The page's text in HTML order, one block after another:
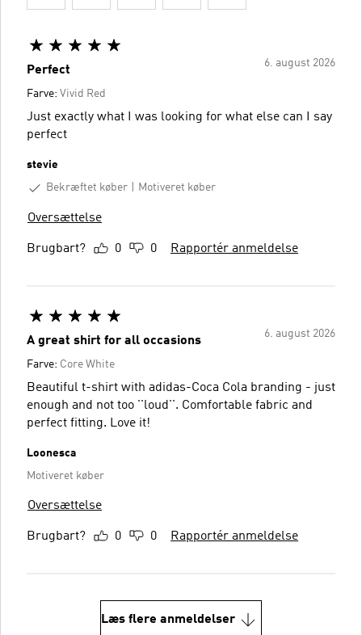
6. august 2026
Perfect
Farve: Vivid Red
Just exactly what I was looking for what else can I say
perfect
stevie
Bekræftet køber
Motiveret køber
Oversættelse
Brugbart? 0 0 Rapportér anmeldelse
6. august 2026
A great shirt for all occasions
Farve: Core White
Beautiful t-shirt with adidas-Coca Cola branding - just
enough and not too ''loud''. Comfortable fabric and
perfect fitting. Love it!
Loonesca
Motiveret køber
Oversættelse
Brugbart? 0 0 Rapportér anmeldelse
Læs flere anmeldelser